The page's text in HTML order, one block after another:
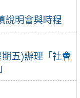
說明會與時程
五)辦理「社會